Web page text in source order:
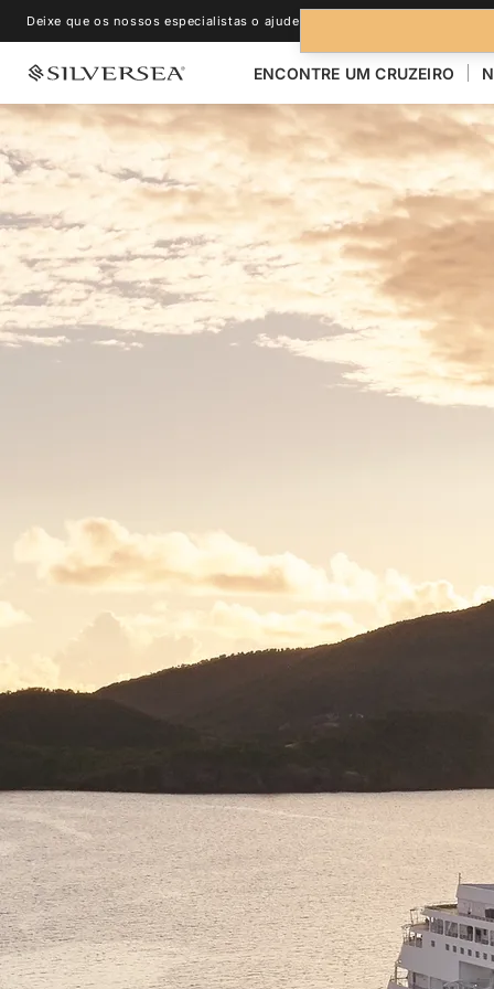
Deixe que os nossos especialistas o ajudem.
ENCONTRE UM CRUZEIRO